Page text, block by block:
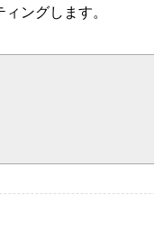
ングします。